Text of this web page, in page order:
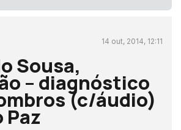
14 out, 2014, 12:11
Sousa,
– diagnóstico
(c/áudio)
Paz